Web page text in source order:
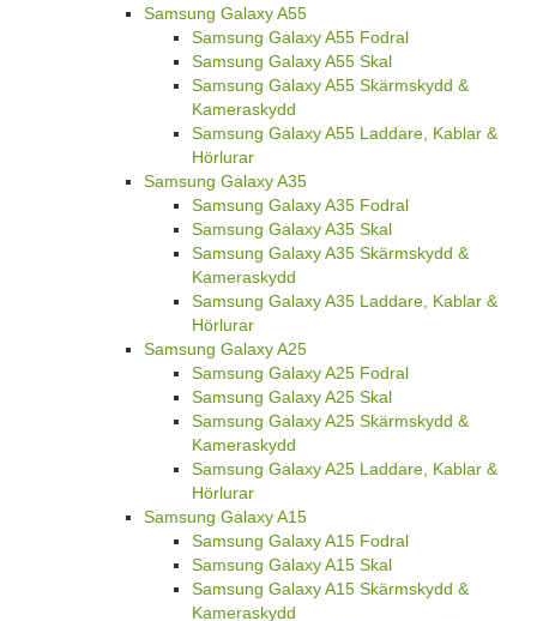
Samsung Galaxy A55
Samsung Galaxy A55 Fodral
Samsung Galaxy A55 Skal
Samsung Galaxy A55 Skärmskydd &
Kameraskydd
Samsung Galaxy A55 Laddare, Kablar &
Hörlurar
Samsung Galaxy A35
Samsung Galaxy A35 Fodral
Samsung Galaxy A35 Skal
Samsung Galaxy A35 Skärmskydd &
Kameraskydd
Samsung Galaxy A35 Laddare, Kablar &
Hörlurar
Samsung Galaxy A25
Samsung Galaxy A25 Fodral
Samsung Galaxy A25 Skal
Samsung Galaxy A25 Skärmskydd &
Kameraskydd
Samsung Galaxy A25 Laddare, Kablar &
Hörlurar
Samsung Galaxy A15
Samsung Galaxy A15 Fodral
Samsung Galaxy A15 Skal
Samsung Galaxy A15 Skärmskydd &
Kameraskydd